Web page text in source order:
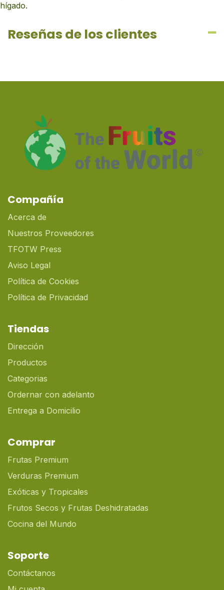
hígado.
Reseñas de los clientes
Compañía
Acerca de
Nuestros Proveedores
TFOTW Press
Aviso Legal
Política de Cookies
Política de Privacidad
Tiendas
Dirección
Productos
Categorias
Ordernar con adelanto
Entrega a Domicilio
Comprar
Frutas Premium
Verduras Premium
Exóticas y Tropicales
Frutos Secos y Frutas Deshidratadas
Cocina del Mundo
Soporte
Contáctanos